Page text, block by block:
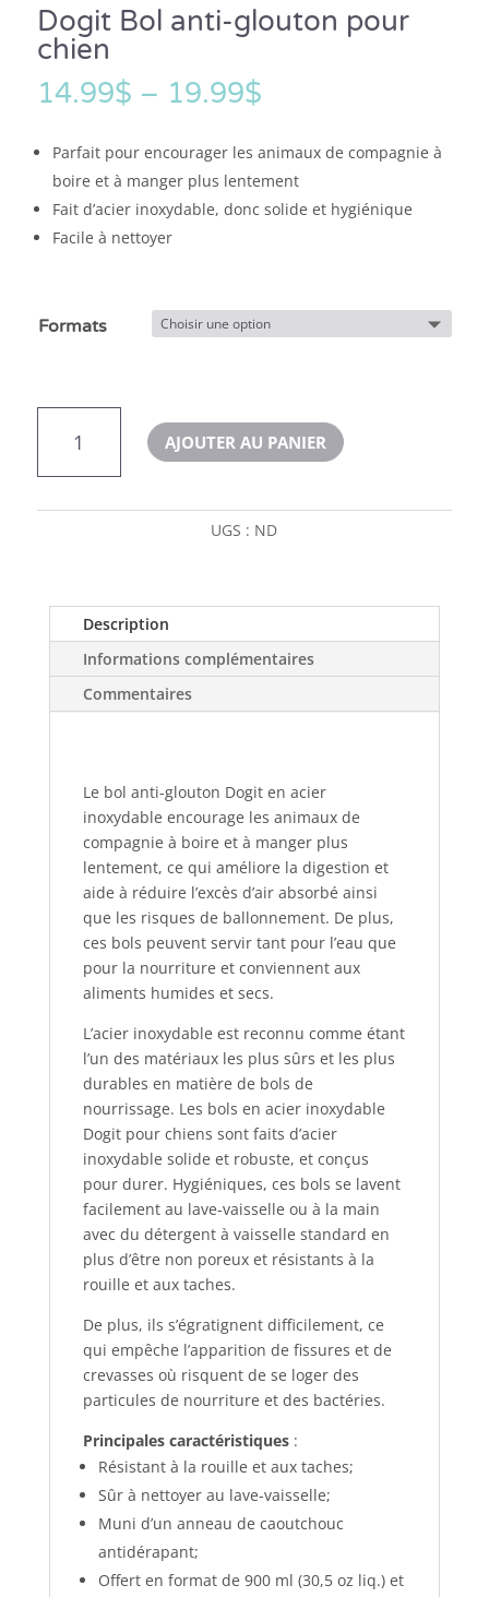
Dogit Bol anti-glouton pour
chien
14.99$ – 19.99$
Parfait pour encourager les animaux de compagnie à
boire et à manger plus lentement
Fait d’acier inoxydable, donc solide et hygiénique
Facile à nettoyer
Formats
AJOUTER AU PANIER
UGS : ND
Description
Informations complémentaires
Commentaires
Le bol anti-glouton Dogit en acier
inoxydable encourage les animaux de
compagnie à boire et à manger plus
lentement, ce qui améliore la digestion et
aide à réduire l’excès d’air absorbé ainsi
que les risques de ballonnement. De plus,
ces bols peuvent servir tant pour l’eau que
pour la nourriture et conviennent aux
aliments humides et secs.
L’acier inoxydable est reconnu comme étant
l’un des matériaux les plus sûrs et les plus
durables en matière de bols de
nourrissage. Les bols en acier inoxydable
Dogit pour chiens sont faits d’acier
inoxydable solide et robuste, et conçus
pour durer. Hygiéniques, ces bols se lavent
facilement au lave-vaisselle ou à la main
avec du détergent à vaisselle standard en
plus d’être non poreux et résistants à la
rouille et aux taches.
De plus, ils s’égratignent difficilement, ce
qui empêche l’apparition de fissures et de
crevasses où risquent de se loger des
particules de nourriture et des bactéries.
Principales caractéristiques:
Résistant à la rouille et aux taches;
Sûr à nettoyer au lave-vaisselle;
Muni d’un anneau de caoutchouc
antidérapant;
Offert en format de 900 ml (30,5 oz liq.) et